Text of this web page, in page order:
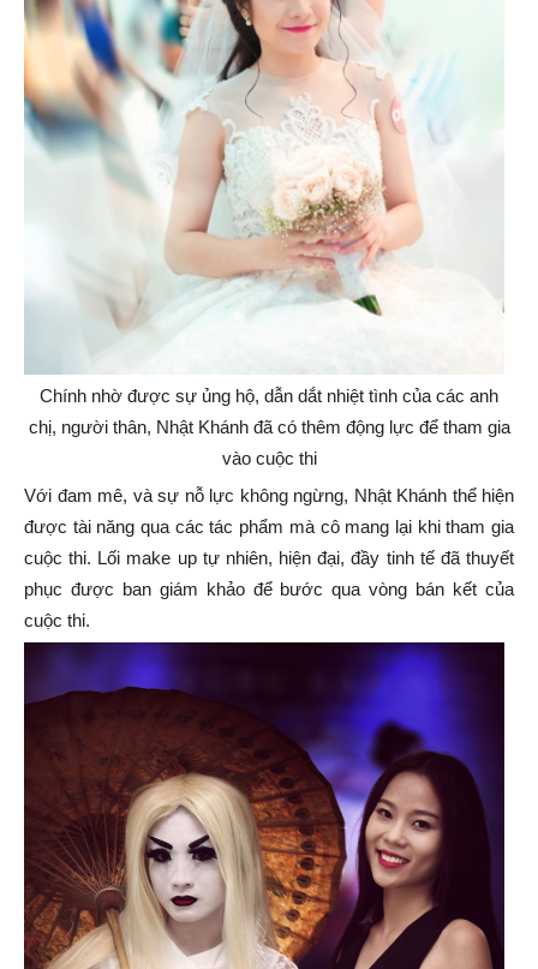
Chính nhờ được sự ủng hộ, dẫn dắt nhiệt tình của các anh
chị, người thân, Nhật Khánh đã có thêm động lực để tham gia
vào cuộc thi
Với đam mê, và sự nỗ lực không ngừng, Nhật Khánh thể hiện
được tài năng qua các tác phẩm mà cô mang lại khi tham gia
cuộc thi. Lối make up tự nhiên, hiện đại, đầy tinh tế đã thuyết
phục được ban giám khảo để bước qua vòng bán kết của
cuộc thi.